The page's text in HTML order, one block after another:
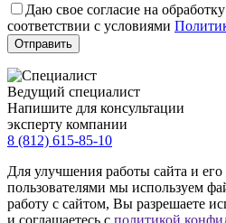
Даю свое согласие на
соответствии с условиями
Ведущий специалист
Напишите для консультации
эксперту компании
8 (812) 615-85-10
Для улучшения работы сайта и его
пользователями мы используем
работу с сайтом, Вы разрешаете
и соглашаетесь с политикой